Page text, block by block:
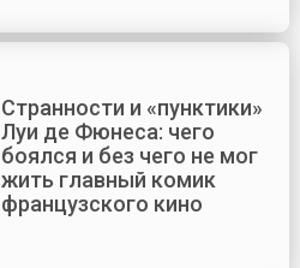
Странности и «пунктики»
Луи де Фюнеса: чего
боялся и без чего не мог
жить главный комик
французского кино